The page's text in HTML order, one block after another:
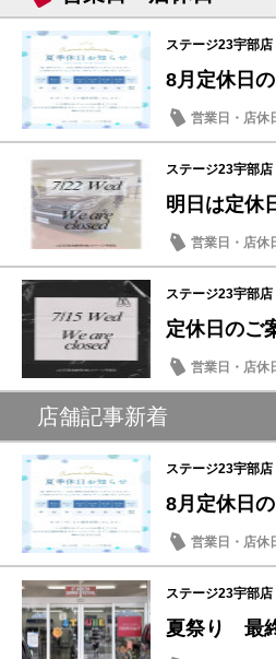
ステージ23宇部店
8月定休日
営業日・店休
ステージ23宇部店
明日は定休
営業日・店休
ステージ23宇部店
定休日のご
営業日・店休
店舗記事新着
ステージ23宇部店
8月定休日
営業日・店休
ステージ23宇部店
夏祭り 最